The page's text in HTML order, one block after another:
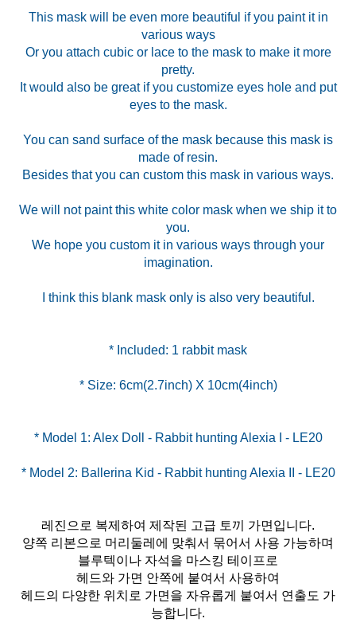
This mask will be even more beautiful if you paint it in
various ways
Or you attach cubic or lace to the mask to make it more
pretty.
It would also be great if you customize eyes hole and put
eyes to the mask.
You can sand surface of the mask because this mask is
made of resin.
Besides that you can custom this mask in various ways.
We will not paint this white color mask when we ship it to
you.
We hope you custom it in various ways through your
imagination.
I think this blank mask only is also very beautiful.
* Size: 6cm(2.7inch) X 10cm(4inch)
* Model 1: Alex Doll - Rabbit hunting Alexia I - LE20
* Model 2: Ballerina Kid - Rabbit hunting Alexia II - LE20
레진으로 복제하여 제작된 고급 토끼 가면입니다.
양쪽 리본으로 머리둘레에 맞춰서 묶어서 사용 가능하며
블루텍이나 자석을 마스킹 테이프로
헤드와 가면 안쪽에 붙여서 사용하여
헤드의 다양한 위치로 가면을 자유롭게 붙여서 연출도 가
능합니다.